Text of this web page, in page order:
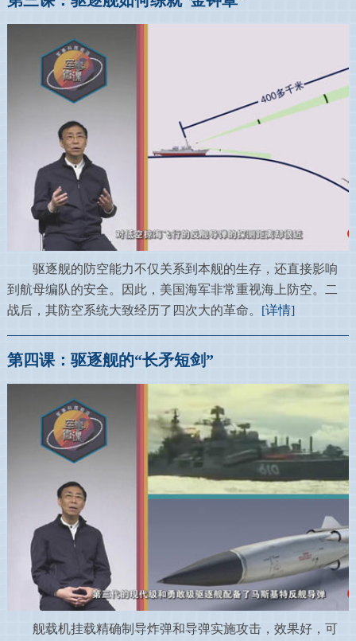
驱逐舰的防空能力不仅关系到本舰的生存，还直接影响
到航母编队的安全。因此，美国海军非常重视海上防空。二
战后，其防空系统大致经历了四次大的革命。 [详情]
第四课：驱逐舰的“长矛短剑”
舰载机挂载精确制导炸弹和导弹实施攻击，效果好，可